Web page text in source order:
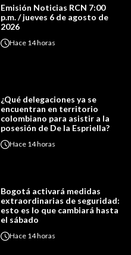
Emisión Noticias RCN 7:00
p.m. / jueves 6 de agosto de
2026
Hace 14 horas
¿Qué delegaciones ya se
encuentran en territorio
colombiano para asistir a la
posesión de De la Espriella?
Hace 14 horas
Bogotá activará medidas
extraordinarias de seguridad:
esto es lo que cambiará hasta
el sábado
Hace 14 horas